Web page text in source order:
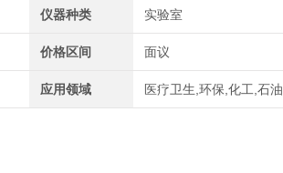
仪器种类 实验室
价格区间 面议
应用领域 医疗卫生,环保,化工,石油